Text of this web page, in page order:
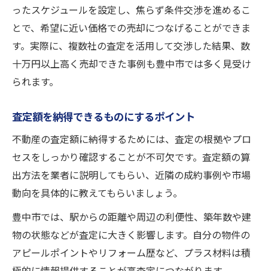
ったスケジュールを設定し、焦らず条件交渉を進めるこ
とで、希望に近い価格での売却につなげることができま
す。実際に、複数社の査定を活用して交渉した結果、数
十万円以上高く売却できた事例も豊中市では多く見受け
られます。
査定額を納得できるものにするポイント
不動産の査定額に納得するためには、査定の根拠やプロ
セスをしっかり確認することが不可欠です。査定額の算
出方法を業者に説明してもらい、近隣の成約事例や市場
動向を具体的に教えてもらいましょう。
豊中市では、駅からの距離や周辺の利便性、築年数や建
物の状態などが査定に大きく影響します。自分の物件の
アピールポイントやリフォーム歴など、プラス材料は積